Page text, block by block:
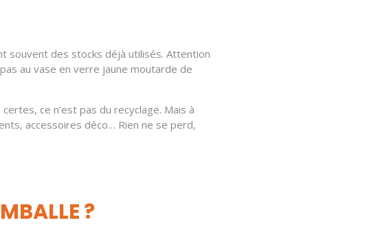
souvent des stocks déjà utilisés. Attention
au vase en verre jaune moutarde de
certes, ce n’est pas du recyclage. Mais à
accessoires déco… Rien ne se perd,
?